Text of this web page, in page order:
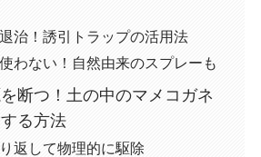
治！誘引トラップの活用法
わない！自然由来のスプレーも
断つ！土の中のマメコガネ
る方法
返して物理的に駆除